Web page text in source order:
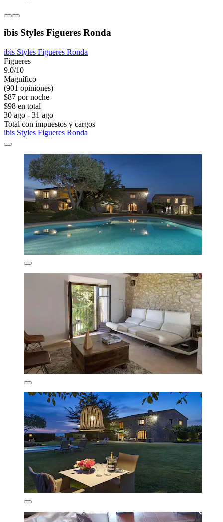
ibis Styles Figueres Ronda
ibis Styles Figueres Ronda
Figueres
9.0/10
Magnífico
(901 opiniones)
$87 por noche
$98 en total
30 ago - 31 ago
Total con impuestos y cargos
ibis Styles Figueres Ronda